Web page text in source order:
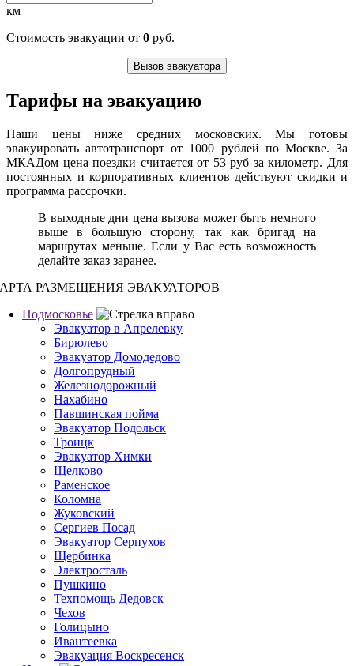
км
Стоимость эвакуации от 0 руб.
Вызов эвакуатора
Тарифы на эвакуацию
Наши цены ниже средних московских. Мы готовы
эвакуировать автотранспорт от 1000 рублей по Москве. За
МКАДом цена поездки считается от 53 руб за километр. Для
постоянных и корпоративных клиентов действуют скидки и
программа рассрочки.
В выходные дни цена вызова может быть немного
выше в большую сторону, так как бригад на
маршрутах меньше. Если у Вас есть возможность
делайте заказ заранее.
РАЗМЕЩЕНИЯ ЭВАКУАТОРОВ
Подмосковье
Эвакуатор в Апрелевку
Бирюлево
Эвакуатор Домодедово
Долгопрудный
Железнодорожный
Нахабино
Павшинская пойма
Эвакуатор Подольск
Троицк
Эвакуатор Химки
Щелково
Раменское
Коломна
Жуковский
Сергиев Посад
Эвакуатор Серпухов
Щербинка
Электросталь
Пушкино
Техпомощь Дедовск
Чехов
Голицыно
Ивантеевка
Эвакуация Воскресенск